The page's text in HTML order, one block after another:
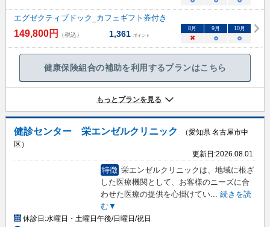
エグゼクティブドック_カフェギフト券付き
149,800円 （税込） 1,361 ポイント
8 月 9 月 10月
× ○ ○
健康保険組合の補助を利用するプランはこちら
もっとプランを見る
健診センター 栄エンゼルクリニック
（愛知県 名古屋市中
区）
更新日:2026.08.01
特徴 栄エンゼルクリニックは、地域に根ざ
した医療機関として、お客様のニーズに合
わせた医療の提供を心掛けてい... 続きを読
む▼
休診日:水曜日・土曜日午後/日曜日/祝日